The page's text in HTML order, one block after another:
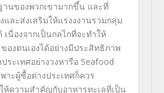
นของพวกเขามากขึ้น และที่
ละส่งเสริมให้แรงงงานรวมกลุ่ม
เนื่องจากเป็นกลไกที่จะทำให้
องตนเองได้อย่างมีประสิทธิภาพ
ระเทศอย่างวงหารือ Seafood
าะผู้ซื้อต่างประเทศก็ควร
ความสำคัญกับอาหารทะเลที่เป็น